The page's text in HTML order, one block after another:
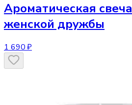
Ароматическая свеча
женской дружбы
1 690 ₽